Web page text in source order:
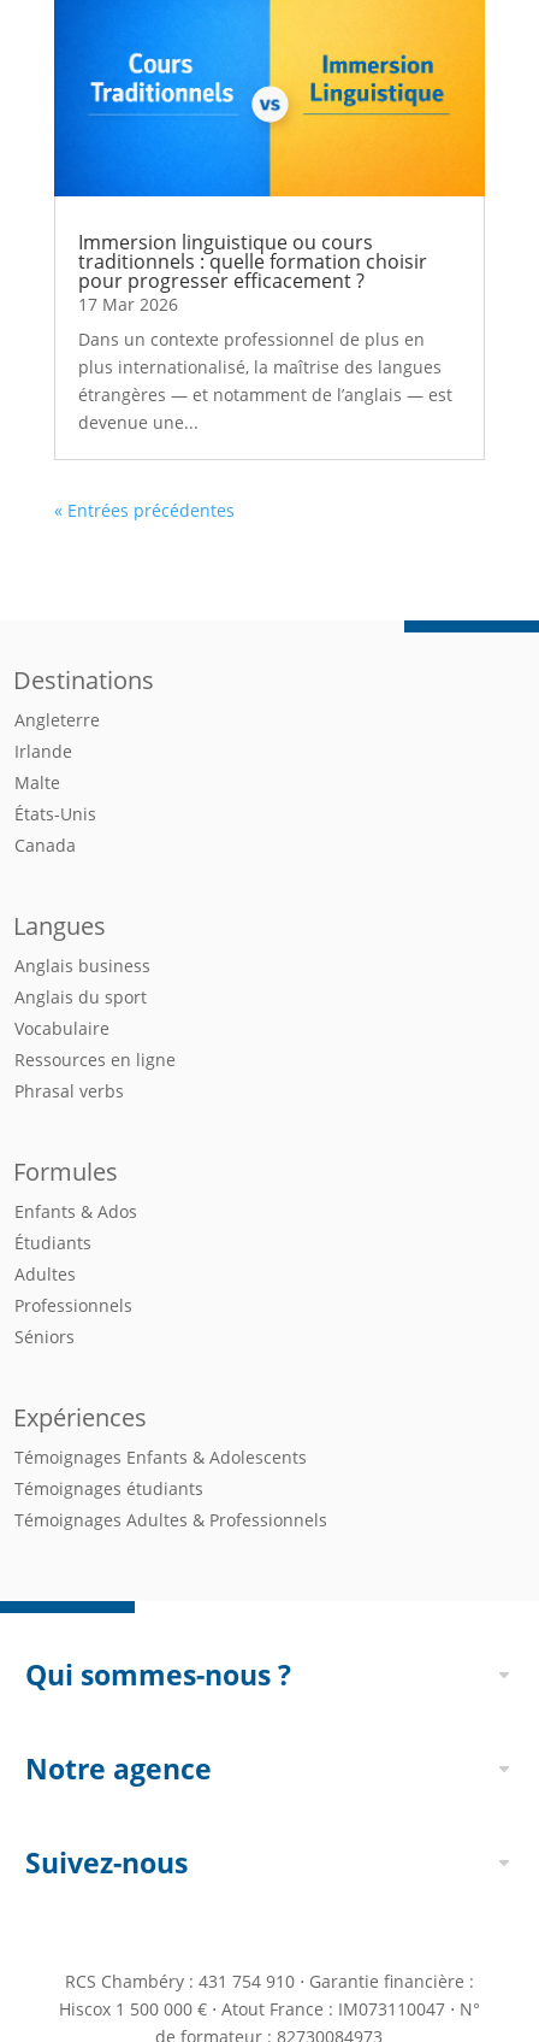
Immersion linguistique ou cours
traditionnels : quelle formation choisir
pour progresser efficacement ?
17 Mar 2026
Dans un contexte professionnel de plus en
plus internationalisé, la maîtrise des langues
étrangères — et notamment de l’anglais — est
devenue une...
« Entrées précédentes
Destinations
Angleterre
Irlande
Malte
États-Unis
Canada
Langues
Anglais business
Anglais du sport
Vocabulaire
Ressources en ligne
Phrasal verbs
Formules
Enfants & Ados
Étudiants
Adultes
Professionnels
Séniors
Expériences
Témoignages Enfants & Adolescents
Témoignages étudiants
Témoignages Adultes & Professionnels
Qui sommes-nous ?
Notre agence
Suivez-nous
RCS Chambéry : 431 754 910 ⋅ Garantie financière :
Hiscox 1 500 000 € ⋅ Atout France : IM073110047 ⋅ N°
de formateur : 82730084973